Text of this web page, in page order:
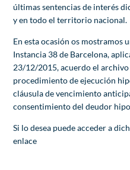
últimas sentencias de interés
y en todo el territorio nacional.
En esta ocasión os mostramos
Instancia 38 de Barcelona,
23/12/2015, acuerdo el
procedimiento de ejecución
cláusula de vencimiento
consentimiento del deudor
Si lo desea puede acceder a
enlace